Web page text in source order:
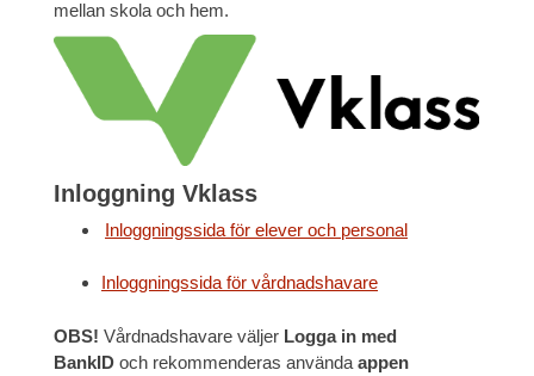
mellan skola och hem.
Inloggning Vklass
Inloggningssida för elever och personal
Inloggningssida för vårdnadshavare
OBS! Vårdnadshavare väljer Logga in med
BankID och rekommenderas använda appen